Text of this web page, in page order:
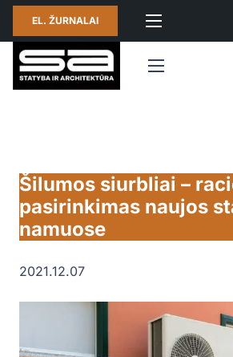
EL. ŽURNALAI
Šilumos siurbliai –
pasirinkimas naujos
namuose
2021.12.07